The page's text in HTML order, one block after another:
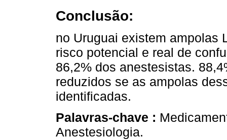
Conclusão:
no Uruguai existem ampolas
risco potencial e real de
86,2% dos anestesistas.
reduzidos se as ampolas
identificadas.
Palavras-chave :
Anestesiologia.